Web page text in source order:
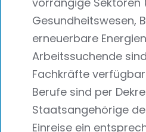
Gesundheitswesen,
erneuerbare
Arbeitssuchende
Fachkräfte
Berufe sind per
Staatsangehörige
Einreise ein